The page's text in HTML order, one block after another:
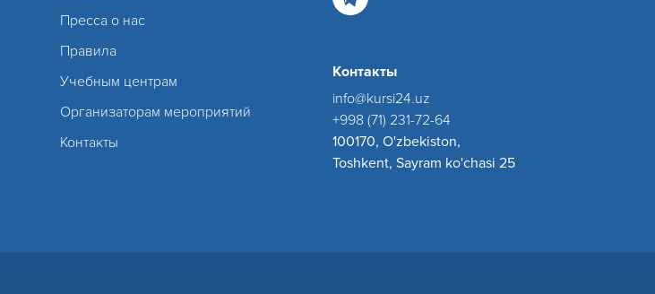
Пресса о нас
Правила
Учебным центрам
Организаторам мероприятий
Контакты
Контакты
info@kursi24.uz
+998 (71) 231-72-64
100170, O'zbekiston,
Toshkent, Sayram ko'chasi 25